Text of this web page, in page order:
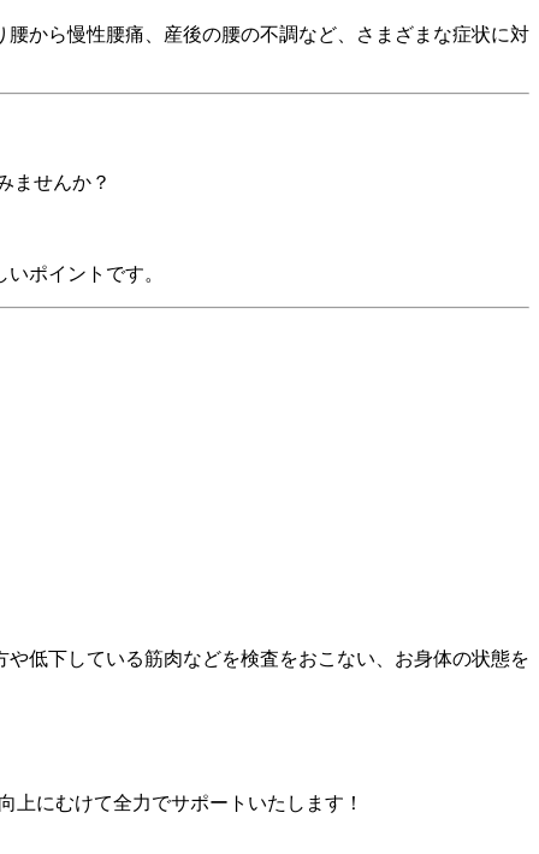
から慢性腰痛、産後の腰の不調など、さまざまな症状に対
ませんか？
ポイントです。
低下している筋肉などを検査をおこない、お身体の状態を
上にむけて全力でサポートいたします！